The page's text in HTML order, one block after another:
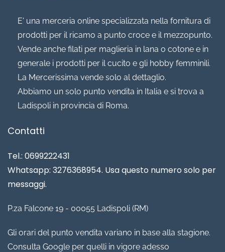
E' una merceria online specializzata nella fornitura di
prodotti per il ricamo a punto croce e il mezzopunto.
Vende anche filati per maglieria in lana o cotone e in
generale i prodotti per il cucito e gli hobby femminili.
La Mercerissima vende solo al dettaglio.
Abbiamo un solo punto vendita in Italia e si trova a
Ladispoli in provincia di Roma.
Contatti
Tel.: 0699222431
Whatsapp: 3276368954. Usa questo numero solo per
messaggi.
P.za Falcone 19 - 00055 Ladispoli (RM)
Gli orari del punto vendita variano in base alla stagione.
Consulta Google per quelli in vigore adesso